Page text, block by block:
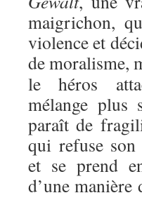
maigrichon,
violence et
de moralisme,
le héros
mélange plus
paraît de
qui refuse
et se prend
d’une manière